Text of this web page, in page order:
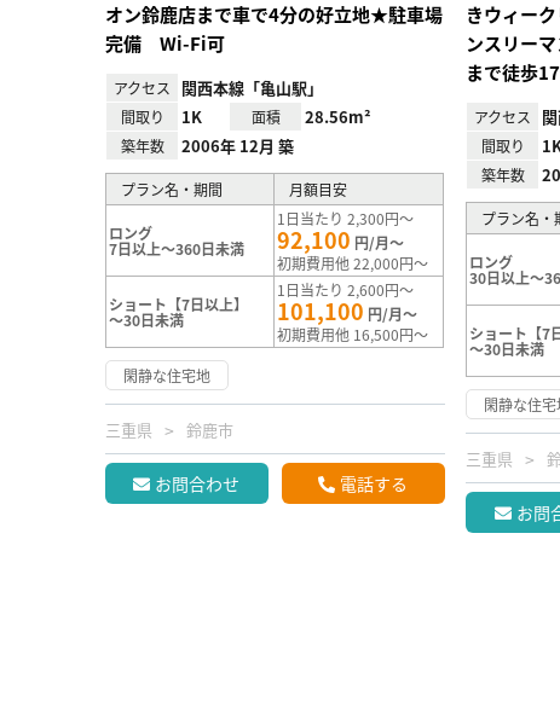
オン鈴鹿店まで車で4分の好立地★駐車場
完備 Wi-Fi可
アクセス 関西本線「亀山駅」
間取り 1K 面積 28.56m²
築年数 2006年 12月 築
プラン名・期間 月額目安
ロング
7日以上～360日未満
1日当たり 2,300円～
92,100 円/月～
初期費用他 22,000円～
ショート【7日以上】
～30日未満
1日当たり 2,600円～
101,100 円/月～
初期費用他 16,500円～
閑静な住宅地
三重県 鈴鹿市
お問合わせ 電話する
きウィー
ンスリー
まで徒歩17
アクセス
間取り
築年数
プラン名・
ロング
30日以上～
ショート【7
～30日未満
閑静な住宅
三重県
お問